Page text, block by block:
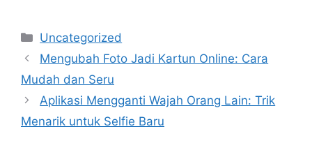
Categories
Uncategorized
Mengubah Foto Jadi Kartun Online: Cara
Mudah dan Seru
Aplikasi Mengganti Wajah Orang Lain: Trik
Menarik untuk Selfie Baru